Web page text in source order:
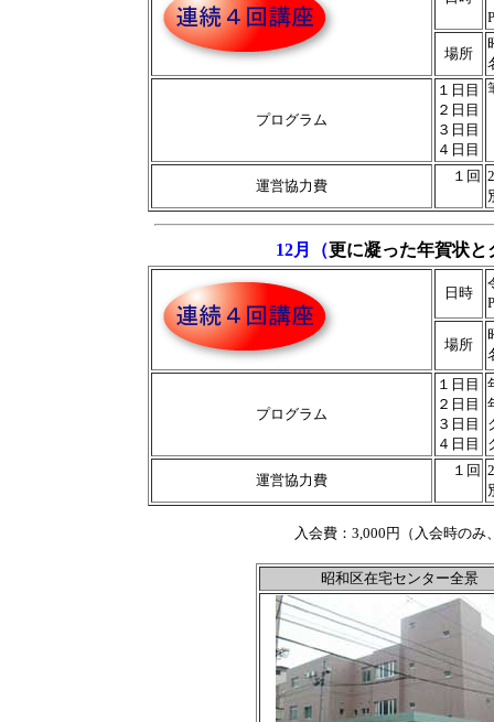
場所
プログラム
１日目
２日目
３日目
４日目
運営協力費
１回
12月（更に凝った年賀状と
日時
場所
プログラム
１日目
２日目
３日目
４日目
運営協力費
１回
入会費：3,000円（入会時の
昭和区在宅センター全景